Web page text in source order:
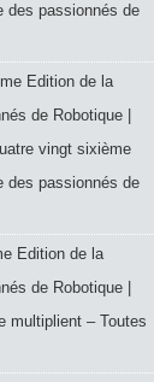
des passionnés de
Edition de la
de Robotique |
vingt sixième
des passionnés de
Edition de la
de Robotique |
multiplient – Toutes